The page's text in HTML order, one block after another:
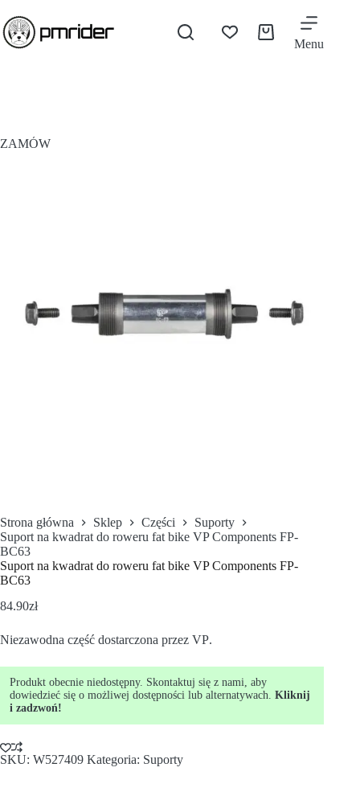
Menu
ZAMÓW
Strona główna Sklep Części
Suporty
Suport na kwadrat do roweru fat bike VP Components FP-
BC63
Suport na kwadrat do roweru fat bike VP Components FP-
BC63
84.90zł
Niezawodna część dostarczona przez VP.
Produkt obecnie niedostępny. Skontaktuj się z nami, aby
dowiedzieć się o możliwej dostępności lub alternatywach. Kliknij
i zadzwoń!
SKU: W527409 Kategoria: Suporty